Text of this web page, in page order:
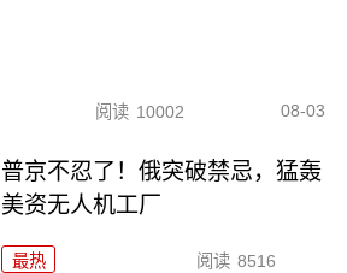
阅读 10002 08-03
普京不忍了！俄突破禁忌，猛轰
美资无人机工厂
最热 阅读 8516